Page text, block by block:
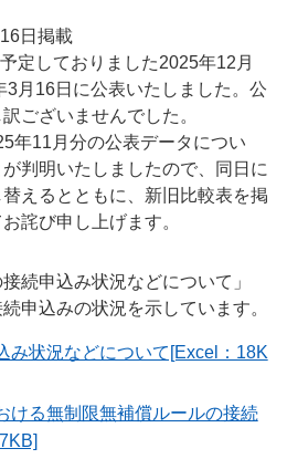
日掲載
定しておりました2025年12月
3月16日に公表いたしました。公
ございませんでした。
年11月分の公表データについ
判明いたしましたので、同日に
えるとともに、新旧比較表を掲
詫び申し上げます。
続申込み状況などについて」
申込みの状況を示しています。
み状況などについて[Excel：18K
ける無制限無補償ルールの接続